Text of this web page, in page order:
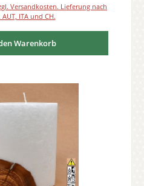
Versandkosten. Lieferung nach
AUT, ITA und CH.
Warenkorb